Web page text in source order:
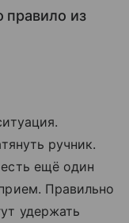
правило из
ручник.
ещё один
Правильно
удержать